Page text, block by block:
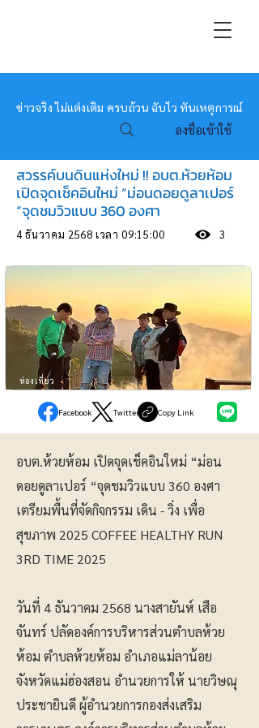
หมอข่าว
ข่าวจริง ไม่แต่งเติม ครบถ้วน ฉับไว ทันเหตุการณ์
ลงชื่อเข้าใช้
สวรรค์บนดินแห่งใหม่ !! อบต.ห้วยห้อม
เปิดจุดเช็คอินใหม่ “ม่อนดอยดูลาเปอร์
“จุดชมวิวแบบ 360 องศา
4 ธันวาคม 2568 เวลา 09:15:00 3
ท่องเที่ยว
Facebook Twitter Copy Link
อบต.ห้วยห้อม เปิดจุดเช็คอินใหม่ “ม่อน
ดอยดูลาเปอร์ “จุดชมวิวแบบ 360 องศา
เตรียมพื้นที่จัดกิจกรรม เดิน - วิ่ง เพื่อ
สุขภาพ 2025 COFFEE HEALTHY RUN
3RD TIME 2025
วันที่ 4 ธันวาคม 2568 นางสายันห์ เสือ
จันทร์ ปลัดองค์การบริหารส่วนตำบลห้วย
ห้อม ตำบลห้วยห้อม อำเภอแม่ลาน้อย
จังหวัดแม่ฮ่องสอน อำนวยการให้ นายวิษณุ
ประชายินดี ผู้อำนวยการกองส่งเสริม